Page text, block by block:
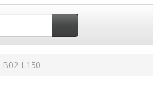
B02-L150